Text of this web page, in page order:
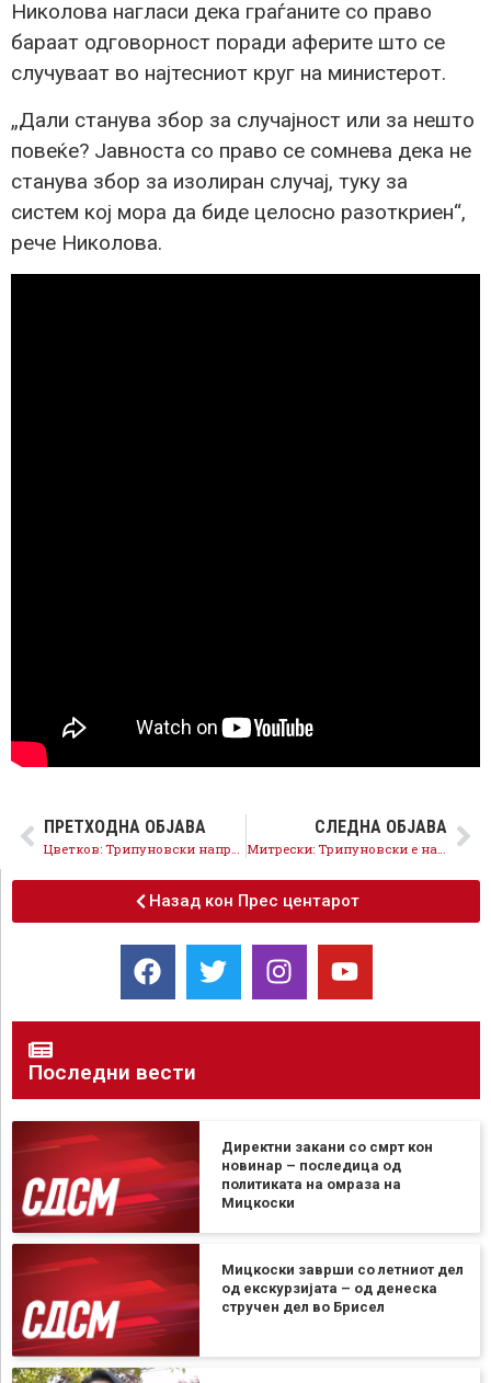
Николова нагласи дека граѓаните со право
бараат одговорност поради аферите што се
случуваат во најтесниот круг на министерот.
„Дали станува збор за случајност или за нешто
повеќе? Јавноста со право се сомнева дека не
станува збор за изолиран случај, туку за
систем кој мора да биде целосно разоткриен“,
рече Николова.
ПРЕТХОДНА ОБЈАВА СЛЕДНА ОБЈАВА
Назад кон Прес центарот
Последни вести
Директни закани со смрт кон
новинар – последица од
политиката на омраза на
Мицкоски
Мицкоски заврши со летниот дел
од екскурзијата – од денеска
стручен дел во Брисел